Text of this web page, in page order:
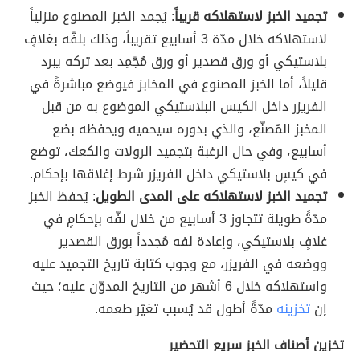
تجميد الخبز لاستهلاكه قريباً: يُجمد الخبز المصنوع منزلياً
لاستهلاكه خلال مدّة 3 أسابيع تقريباً، وذلك بلفّه بغلافٍ
بلاستيكي أو ورق قصدير أو ورق مُجّمِد بعد تركه يبرد
قليلاً، أما الخبز المصنوع في المخابز فيوضع مباشرةً في
الفريزر داخل الكيس البلاستيكي الموضوع به من قبل
المخبز المُصنّع، والذي بدوره سيحميه ويحفظه بضع
أسابيع، وفي حال الرغبة بتجميد الرولات والكعك، توضع
في كيسٍ بلاستيكي داخل الفريزر شرط إغلاقها بإحكام.
تجميد الخبز لاستهلاكه على المدى الطويل: يُحفظ الخبز
مدّةً طويلة تتجاوز 3 أسابيع من خلال لفّه بإحكامٍ في
غلافٍ بلاستيكي، وإعادة لفه مُجدداً بورق القصدير
ووضعه في الفريزر، مع وجوب كتابة تاريخ التجميد عليه
واستهلاكه خلال 6 أشهر من التاريخ المدوّن عليه؛ حيث
إنتخزينه مدّةً أطول قد يُسبب تغيّر طعمه.
تخزين أصناف الخبز سريع التحضير